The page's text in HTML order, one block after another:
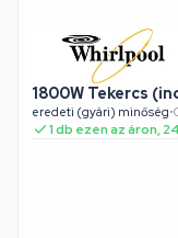
1800W Tekercs
eredeti (gyári) minőség•
1 db ezen az áron,